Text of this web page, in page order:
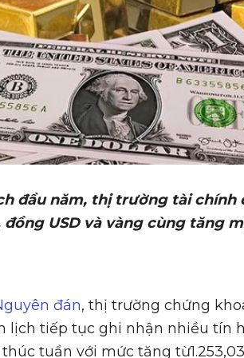
đầu năm, thịtrường tài chính
đồng USD và vàng cùng tăng m
đán, thị trường chứng
lịch tiếp tục ghi nhận nhiều tín
tuần với mức tăng